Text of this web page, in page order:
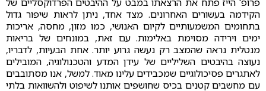
הקידמה בעשורים האחרונים. מצד אחד, ניתן לראות שיפור גדול
בתחומים המשמעותיים לקיום האנושי, כמו מזון, מחסה, אריכות
ימים וירידה מסוימת באלימות. עם זאת, במונחים של בריאות
מנטלית נראה שהמצב רק נעשה גרוע יותר. אחת הבעיות, לדבריו,
נעוצה בהיבטים השליליים של עידן המדע והטכנולוגיה, המובילים
לאתגרים פסיכולוגיים שמכבידים עלינו מאוד. למשל, אנו מסתובבים
עם מחשבים קטנים בכיס שחושפים אותנו לשיפוט ולהשוואות בלתי